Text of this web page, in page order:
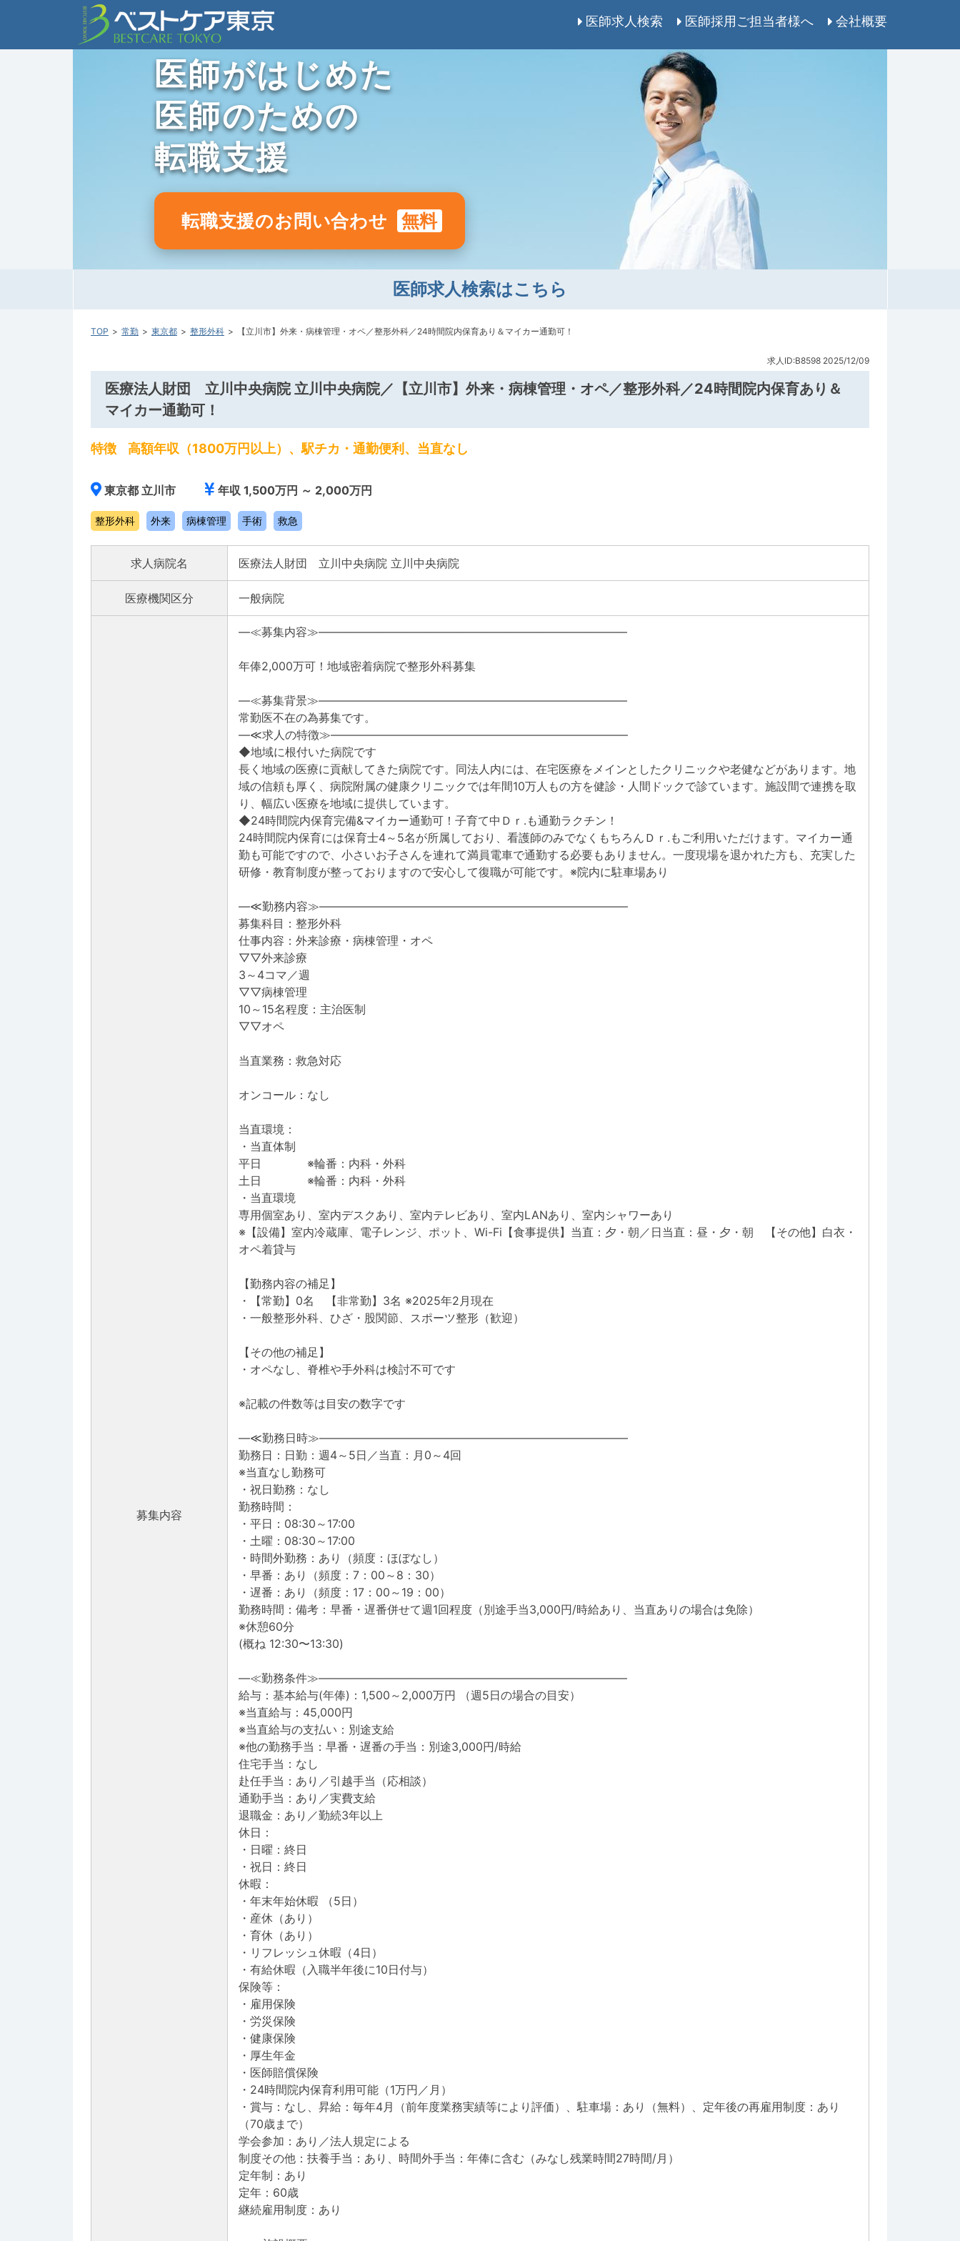
医師求人検索 医師採用ご担当者様へ 会社概要
医師がはじめた
医師のための
転職支援
転職支援のお問い合わせ 無料
医師求人検索はこちら
TOP 常勤 東京都 整形外科 【立川市】外来・病棟管理・オペ／整形外科／24時間院内保育あり＆マイカー通勤可！
求人ID:B8598 2025/12/09
医療法人財団 立川中央病院 立川中央病院／【立川市】外来・病棟管理・オペ／整形外科／24時間院内保育あり＆
マイカー通勤可！
特徴 高額年収（1800万円以上）、駅チカ・通勤便利、当直なし
東京都 立川市 年収 1,500万円 ～ 2,000万円
整形外科 外来 病棟管理 手術 救急
求人病院名 医療法人財団 立川中央病院 立川中央病院
医療機関区分 一般病院
募集内容
―≪募集内容≫―――――――――――――――――――――――――――
年俸2,000万可！地域密着病院で整形外科募集
―≪募集背景≫―――――――――――――――――――――――――――
常勤医不在の為募集です。
―≪求人の特徴≫――――――――――――――――――――――――――
◆地域に根付いた病院です
長く地域の医療に貢献してきた病院です。同法人内には、在宅医療をメインとしたクリニックや老健などがあります。地
域の信頼も厚く、病院附属の健康クリニックでは年間10万人もの方を健診・人間ドックで診ています。施設間で連携を取
り、幅広い医療を地域に提供しています。
◆24時間院内保育完備&マイカー通勤可！子育て中Ｄｒ.も通勤ラクチン！
24時間院内保育には保育士4～5名が所属しており、看護師のみでなくもちろんＤｒ.もご利用いただけます。マイカー通
勤も可能ですので、小さいお子さんを連れて満員電車で通勤する必要もありません。一度現場を退かれた方も、充実した
研修・教育制度が整っておりますので安心して復職が可能です。※院内に駐車場あり
―≪勤務内容≫―――――――――――――――――――――――――――
募集科目：整形外科
仕事内容：外来診療・病棟管理・オペ
▽▽外来診療
3～4コマ／週
▽▽病棟管理
10～15名程度：主治医制
▽▽オペ
当直業務：救急対応
オンコール：なし
当直環境：
・当直体制
平日 ※輪番：内科・外科
土日 ※輪番：内科・外科
・当直環境
専用個室あり、室内デスクあり、室内テレビあり、室内LANあり、室内シャワーあり
※【設備】室内冷蔵庫、電子レンジ、ポット、Wi-Fi【食事提供】当直：夕・朝／日当直：昼・夕・朝 【その他】白衣・
オペ着貸与
【勤務内容の補足】
・【常勤】0名 【非常勤】3名 ※2025年2月現在
・一般整形外科、ひざ・股関節、スポーツ整形（歓迎）
【その他の補足】
・オペなし、脊椎や手外科は検討不可です
※記載の件数等は目安の数字です
―≪勤務日時≫―――――――――――――――――――――――――――
勤務日：日勤：週4～5日／当直：月0～4回
※当直なし勤務可
・祝日勤務：なし
勤務時間：
・平日：08:30～17:00
・土曜：08:30～17:00
・時間外勤務：あり（頻度：ほぼなし）
・早番：あり（頻度：7：00～8：30）
・遅番：あり（頻度：17：00～19：00）
勤務時間：備考：早番・遅番併せて週1回程度（別途手当3,000円/時給あり、当直ありの場合は免除）
※休憩60分
(概ね 12:30〜13:30)
―≪勤務条件≫―――――――――――――――――――――――――――
給与：基本給与(年俸)：1,500～2,000万円 （週5日の場合の目安）
※当直給与：45,000円
※当直給与の支払い：別途支給
※他の勤務手当：早番・遅番の手当：別途3,000円/時給
住宅手当：なし
赴任手当：あり／引越手当（応相談）
通勤手当：あり／実費支給
退職金：あり／勤続3年以上
休日：
・日曜：終日
・祝日：終日
休暇：
・年末年始休暇 （5日）
・産休（あり）
・育休（あり）
・リフレッシュ休暇（4日）
・有給休暇（入職半年後に10日付与）
保険等：
・雇用保険
・労災保険
・健康保険
・厚生年金
・医師賠償保険
・24時間院内保育利用可能（1万円／月）
・賞与：なし、昇給：毎年4月（前年度業務実績等により評価）、駐車場：あり（無料）、定年後の再雇用制度：あり
（70歳まで）
学会参加：あり／法人規定による
制度その他：扶養手当：あり、時間外手当：年俸に含む（みなし残業時間27時間/月）
定年制：あり
定年：60歳
継続雇用制度：あり